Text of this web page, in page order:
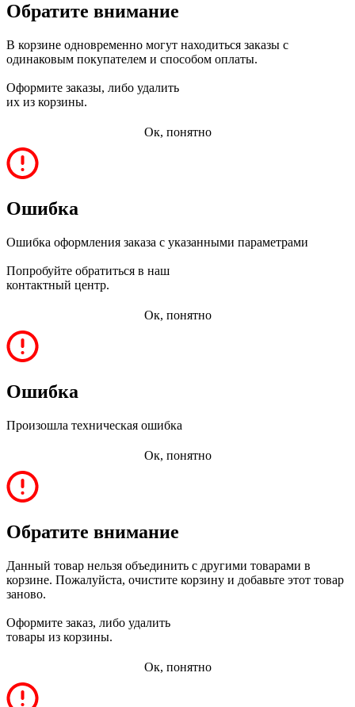
Обратите внимание
В корзине одновременно могут находиться заказы с
одинаковым покупателем и способом оплаты.
Оформите заказы, либо удалить
их из корзины.
Ок, понятно
Ошибка
Ошибка оформления заказа с указанными параметрами
Попробуйте обратиться в наш
контактный центр.
Ок, понятно
Ошибка
Произошла техническая ошибка
Ок, понятно
Обратите внимание
Данный товар нельзя объединить с другими товарами в
корзине. Пожалуйста, очистите корзину и добавьте этот товар
заново.
Оформите заказ, либо удалить
товары из корзины.
Ок, понятно